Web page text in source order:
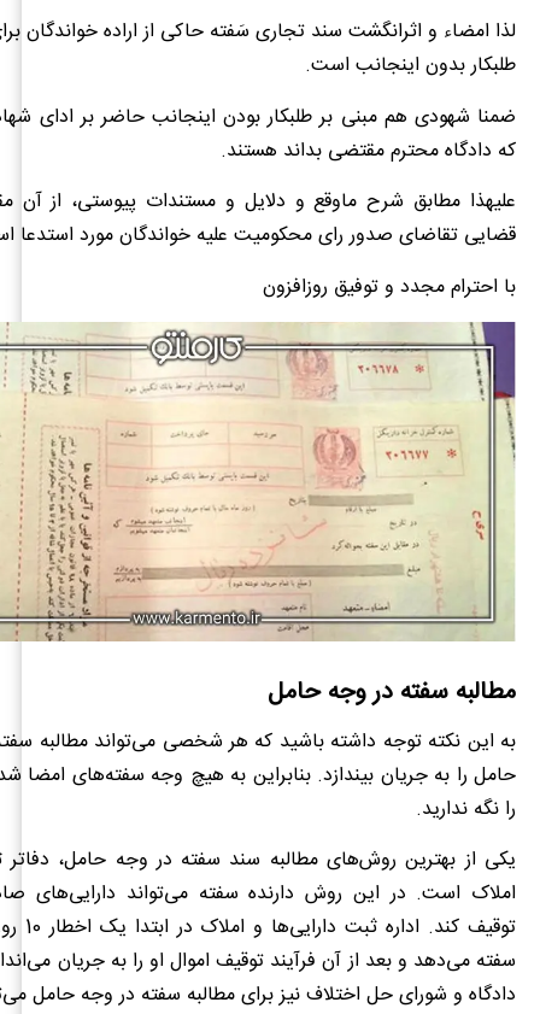
لذا امضاء و اثرانگشت سند تجاری سَفته حاکی از اراده خواندگان
طلبکار بدون اینجانب است.
ضمنا شهودی هم مبنی بر طلبکار بودن اینجانب حاضر بر ادای
که دادگاه محترم مقتضی بداند هستند.
علیهذا مطابق شرح ماوقع و دلایل و مستندات پیوستی، از آن
قضایی تقاضای صدور رای محکومیت علیه خواندگان مورد استدعا
با احترام مجدد و توفیق روزافزون
مطالبه سفته در وجه حامل
به این نکته توجه داشته باشید که هر شخصی می‌تواند مطالبه
حامل را به جریان بیندازد. بنابراین به هیچ وجه سفته‌های امضا
را نگه ندارید.
یکی از بهترین روش‌های مطالبه سند سفته در وجه حامل، دفاتر
املاک است. در این روش دارنده سفته می‌تواند دارایی‌های
سفته می‌دهد و بعد از آن فرآیند توقیف اموال او را به جریان
دادگاه و شورای حل اختلاف نیز برای مطالبه سفته در وجه حامل